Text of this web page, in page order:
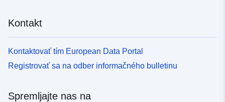
Kontakt
Kontaktovať tím European Data Portal
Registrovať sa na odber informačného bulletinu
Spremljajte nas na